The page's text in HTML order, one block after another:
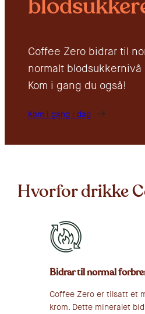
Coffee Zero bidrar til
normalt
Kom i gang du også!
Kom i gang i dag
Hvorfor drikke
Bidrar til normal
Coffee Zero er tilsatt et
krom. Dette mineralet